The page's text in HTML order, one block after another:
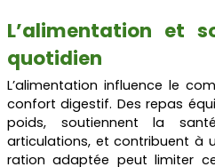
L’alimentation et
quotidien
L’alimentation influence le
confort digestif. Des repas
poids, soutiennent la
articulations, et contribuent à
ration adaptée peut limiter